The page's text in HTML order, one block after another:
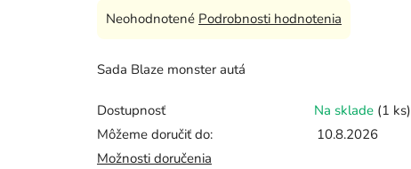
Priemerné
produktu
0,0
z
5
Neohodnotené Podrobnosti hodnotenia
Sada Blaze monster autá
Dostupnosť Na sklade (1 ks)
Môžeme doručiť do:
10.8.2026
Možnosti doručenia